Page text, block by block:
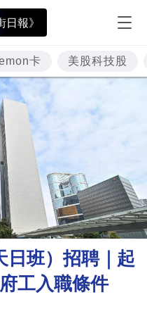
報》
卡 美股科技股
日班）招聘｜起
工入職條件